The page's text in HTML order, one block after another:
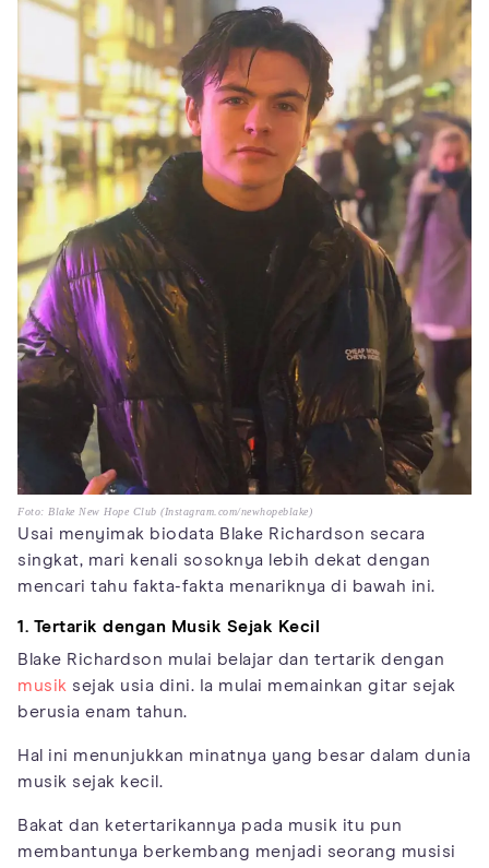
Foto: Blake New Hope Club (Instagram.com/newhopeblake)
Usai menyimak biodata Blake Richardson secara
singkat, mari kenali sosoknya lebih dekat dengan
mencari tahu fakta-fakta menariknya di bawah ini.
1. Tertarik dengan Musik Sejak Kecil
Blake Richardson mulai belajar dan tertarik dengan
musik sejak usia dini. Ia mulai memainkan gitar sejak
berusia enam tahun.
Hal ini menunjukkan minatnya yang besar dalam dunia
musik sejak kecil.
Bakat dan ketertarikannya pada musik itu pun
membantunya berkembang menjadi seorang musisi